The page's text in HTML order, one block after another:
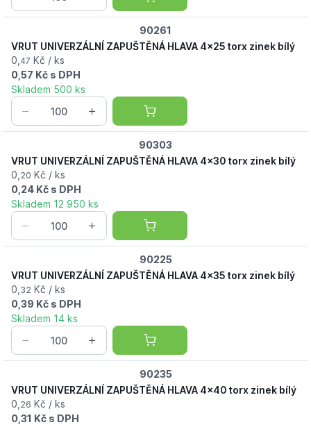
90261
VRUT UNIVERZÁLNÍ ZAPUŠTĚNÁ HLAVA 4x25 torx zinek bílý
0, 47 Kč / ks
0,57 Kč s DPH
Skladem 500 ks
90303
VRUT UNIVERZÁLNÍ ZAPUŠTĚNÁ HLAVA 4x30 torx zinek bílý
0, 20 Kč / ks
0,24 Kč s DPH
Skladem 12 950 ks
90225
VRUT UNIVERZÁLNÍ ZAPUŠTĚNÁ HLAVA 4x35 torx zinek bílý
0, 32 Kč / ks
0,39 Kč s DPH
Skladem 14 ks
90235
VRUT UNIVERZÁLNÍ ZAPUŠTĚNÁ HLAVA 4x40 torx zinek bílý
0, 26 Kč / ks
0,31 Kč s DPH